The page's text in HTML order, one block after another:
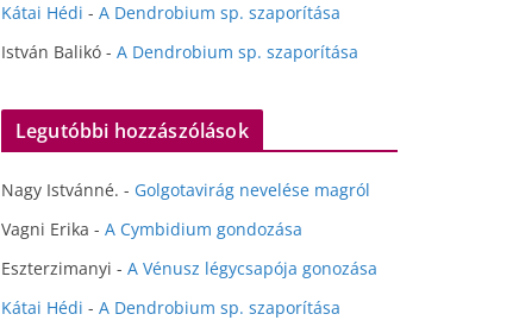
Kátai Hédi - A Dendrobium sp. szaporítása
István Balikó - A Dendrobium sp. szaporítása
Legutóbbi hozzászólások
Nagy Istvánné. - Golgotavirág nevelése magról
Vagni Erika - A Cymbidium gondozása
Eszterzimanyi - A Vénusz légycsapója gonozása
Kátai Hédi - A Dendrobium sp. szaporítása